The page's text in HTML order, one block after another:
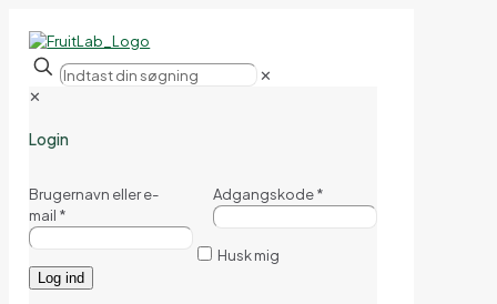
✕
✕
Login
Brugernavn eller e-
mail *
Adgangskode*
Husk mig
Log ind